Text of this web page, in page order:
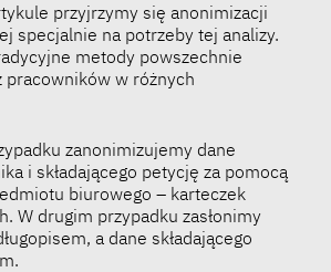
przyjrzymy się anonimizacji
specjalnie na potrzeby tej analizy.
metody powszechnie
pracowników w różnych
zanonimizujemy dane
i składającego petycję za pomocą
biurowego – karteczek
W drugim przypadku zasłonimy
a dane składającego